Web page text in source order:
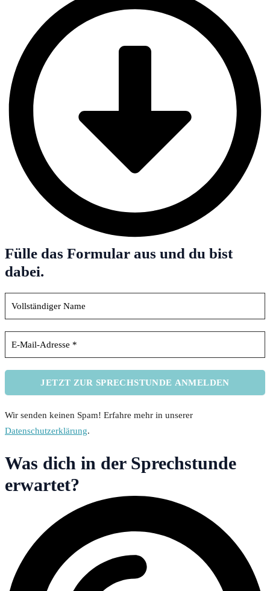
Fülle das Formular aus und du bist
dabei.
Wir senden keinen Spam! Erfahre mehr in unserer
Datenschutzerklärung.
Was dich in der Sprechstunde
erwartet?